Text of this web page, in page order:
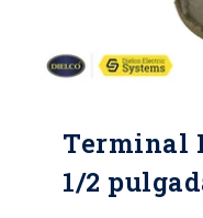
Terminal
1/2